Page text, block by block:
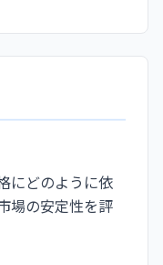
にどのように依
場の安定性を評